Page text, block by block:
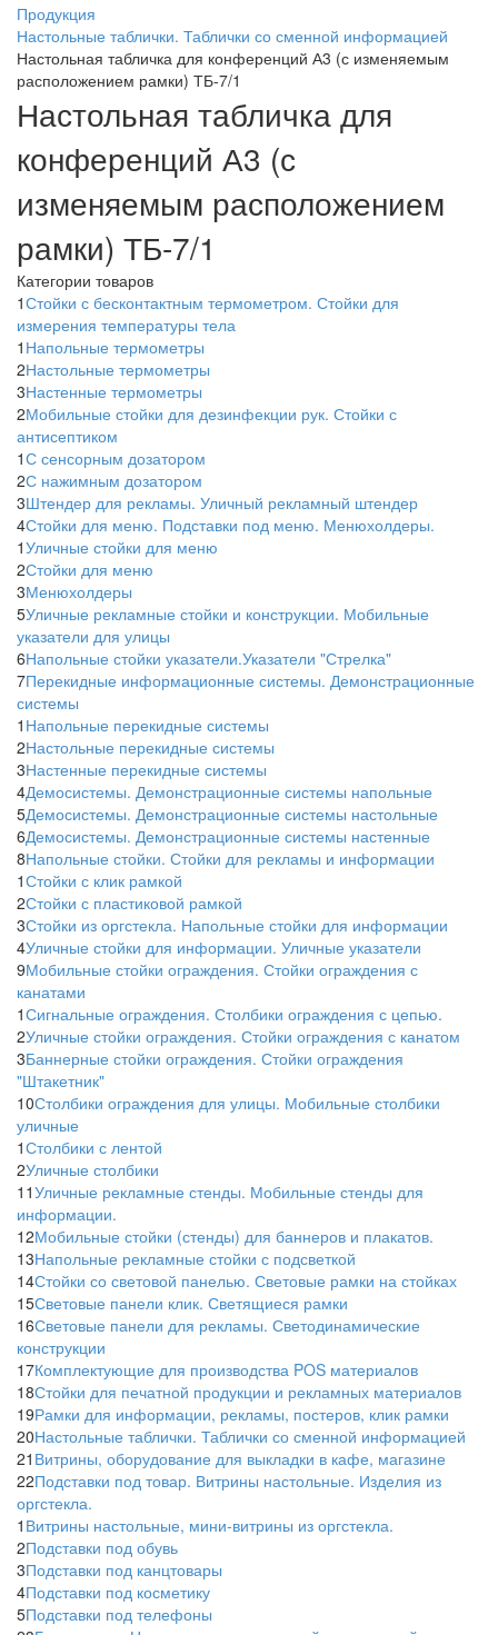
Продукция
Настольные таблички. Таблички со сменной информацией
Настольная табличка для конференций А3 (с изменяемым
расположением рамки) ТБ-7/1
Настольная табличка для
конференций А3 (с
изменяемым расположением
рамки) ТБ-7/1
Категории товаров
1Стойки с бесконтактным термометром. Стойки для
измерения температуры тела
1 Напольные термометры
2Настольные термометры
3Настенные термометры
2Мобильные стойки для дезинфекции рук. Стойки с
антисептиком
1С сенсорным дозатором
2С нажимным дозатором
3Штендер для рекламы. Уличный рекламный штендер
4Стойки для меню. Подставки под меню. Менюхолдеры.
1Уличные стойки для меню
2Стойки для меню
3Менюхолдеры
5Уличные рекламные стойки и конструкции. Мобильные
указатели для улицы
6Напольные стойки указатели.Указатели "Стрелка"
7Перекидные информационные системы. Демонстрационные
системы
1 Напольные перекидные системы
2Настольные перекидные системы
3Настенные перекидные системы
4Демосистемы. Демонстрационные системы напольные
5Демосистемы. Демонстрационные системы настольные
6Демосистемы. Демонстрационные системы настенные
8Напольные стойки. Стойки для рекламы и информации
1Стойки с клик рамкой
2Стойки с пластиковой рамкой
3Стойки из оргстекла. Напольные стойки для информации
4Уличные стойки для информации. Уличные указатели
9Мобильные стойки ограждения. Стойки ограждения с
канатами
1Сигнальные ограждения. Столбики ограждения с цепью.
2Уличные стойки ограждения. Стойки ограждения с канатом
3Баннерные стойки ограждения. Стойки ограждения
"Штакетник"
10Столбики ограждения для улицы. Мобильные столбики
уличные
1Столбики с лентой
2Уличные столбики
11Уличные рекламные стенды. Мобильные стенды для
информации.
12Мобильные стойки (стенды) для баннеров и плакатов.
13Напольные рекламные стойки с подсветкой
14Стойки со световой панелью. Световые рамки на стойках
15Световые панели клик. Светящиеся рамки
16Световые панели для рекламы. Светодинамические
конструкции
17Комплектующие для производства POS материалов
18Стойки для печатной продукции и рекламных материалов
19Рамки для информации, рекламы, постеров, клик рамки
20Настольные таблички. Таблички со сменной информацией
21 Витрины, оборудование для выкладки в кафе, магазине
22Подставки под товар. Витрины настольные. Изделия из
оргстекла.
1 Витрины настольные, мини-витрины из оргстекла.
2Подставки под обувь
3Подставки под канцтовары
4Подставки под косметику
5Подставки под телефоны